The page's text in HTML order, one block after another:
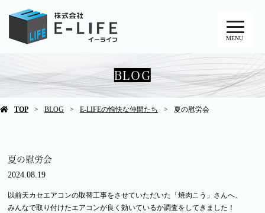
MENU
BLOG
TOP BLOG E-LIFEの愉快な仲間たち 夏の慰労会
夏の慰労会
2024.08.19
以前天カセエアコンの取替工事をさせていただいた「焼肉こう」さんへ、
みんなで取り付けたエアコンが良く効いているか調査をしてきました！